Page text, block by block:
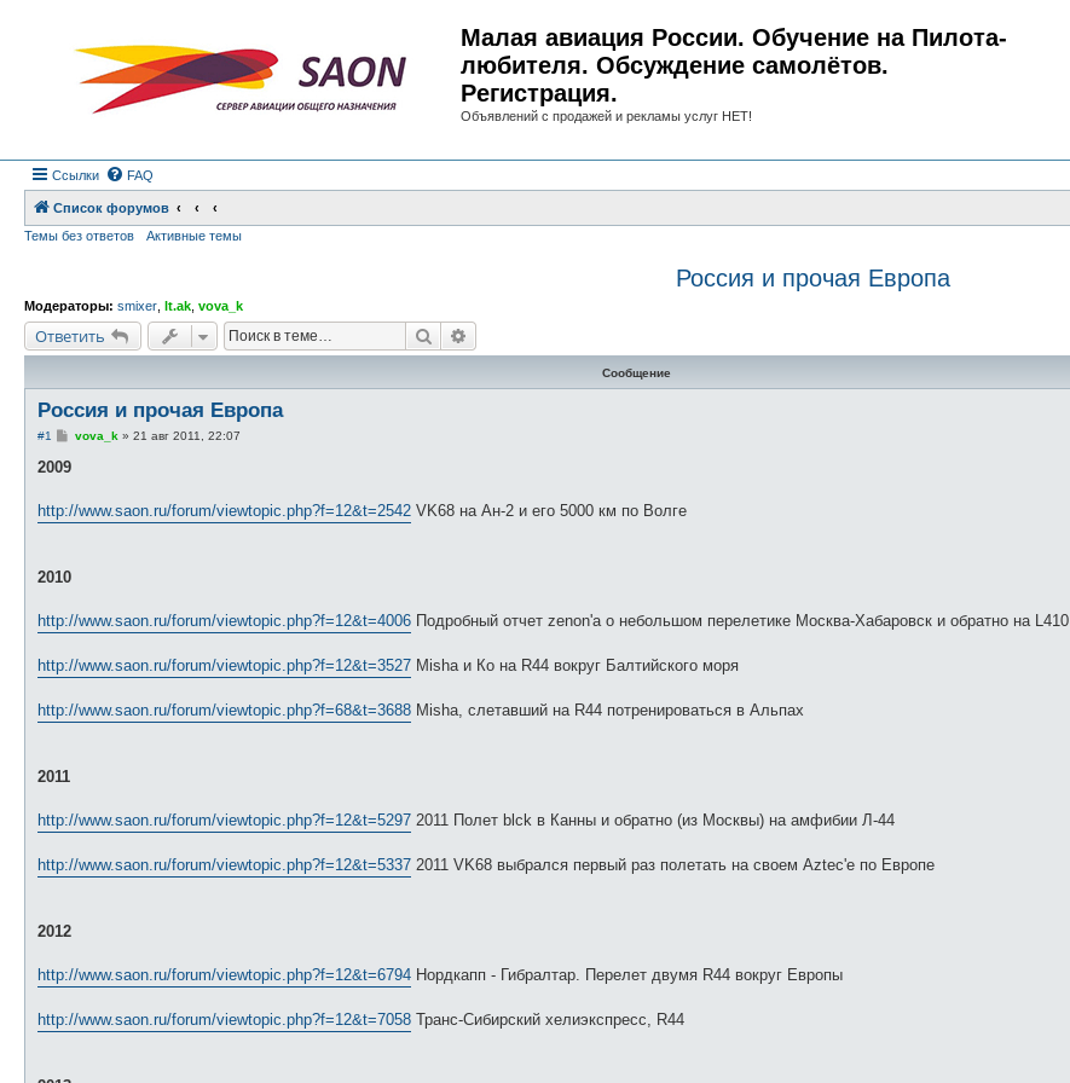
Малая авиация России. Обучение на Пилота-
любителя. Обсуждение самолётов.
Регистрация.
Объявлений с продажей и рекламы услуг НЕТ!
Ссылки FAQ
Список форумов
Темы без ответов
Активные темы
Россия и прочая Европа
Модераторы: smixer lt.ak vova_k
Ответить Поиск
Сообщение
Россия и прочая Европа
#1
С
о
е
н
vova_k » 21 авг 2011, 22:07
2009
http://www.saon.ru/forum/viewtopic.php?f=12&t=2542 VK68 на Ан-2 и его 5000 км по Волге
2010
http://www.saon.ru/forum/viewtopic.php?f=12&t=4006 Подробный отчет zenon'а о небольшом перелетике Москва-Хабаровск и обратно на L410
http://www.saon.ru/forum/viewtopic.php?f=12&t=3527 Misha и Ко на R44 вокруг Балтийского моря
http://www.saon.ru/forum/viewtopic.php?f=68&t=3688 Misha, слетавший на R44 потренироваться в Альпах
2011
http://www.saon.ru/forum/viewtopic.php?f=12&t=5297 2011 Полет blck в Канны и обратно (из Москвы) на амфибии Л-44
http://www.saon.ru/forum/viewtopic.php?f=12&t=5337 2011 VK68 выбрался первый раз полетать на своем Aztec'е по Европе
2012
http://www.saon.ru/forum/viewtopic.php?f=12&t=6794 Нордкапп - Гибралтар. Перелет двумя R44 вокруг Европы
http://www.saon.ru/forum/viewtopic.php?f=12&t=7058 Транс-Сибирский хелиэкспресс, R44